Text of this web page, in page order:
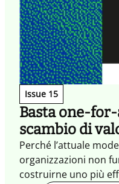
Issue 15
Basta one-
scambio di
Perché l’attuale
organizzazioni non
costruirne uno più